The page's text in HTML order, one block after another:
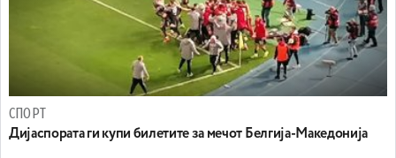
СПОРТ
Дијаспората ги купи билетите за мечот Белгија-Македонија